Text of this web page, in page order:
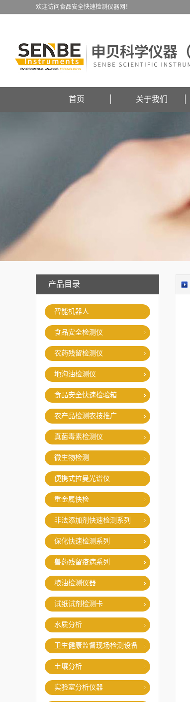
欢迎访问食品安全快速检测仪器网！
首页 关于我们
产品目录
智能机器人
食品安全检测仪
农药残留检测仪
地沟油检测仪
食品安全快速检验箱
农产品检测农技推广
真菌毒素检测仪
微生物检测
便携式拉曼光谱仪
重金属快检
非法添加剂快速检测系列
保化快速检测系列
兽药残留疫病系列
粮油检测仪器
试纸试剂检测卡
水质分析
卫生健康监督现场检测设备
土壤分析
实验室分析仪器